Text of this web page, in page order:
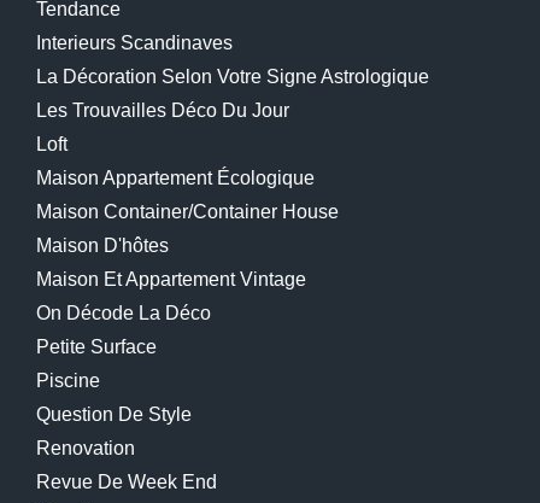
Tendance
Interieurs Scandinaves
La Décoration Selon Votre Signe Astrologique
Les Trouvailles Déco Du Jour
Loft
Maison Appartement Écologique
Maison Container/container House
Maison D'hôtes
Maison Et Appartement Vintage
On Décode La Déco
Petite Surface
Piscine
Question De Style
Renovation
Revue De Week End